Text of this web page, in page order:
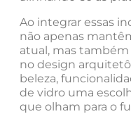
Ao integrar essas
não apenas
atual, mas
no design
beleza,
de vidro uma
que olham para o